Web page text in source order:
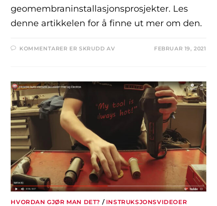
geomembraninstallasjonsprosjekter. Les
denne artikkelen for å finne ut mer om den.
KOMMENTARER ER SKRUDD AV FEBRUAR 19, 2021
HVORDAN GJØR MAN DET? / INSTRUKSJONSVIDEOER